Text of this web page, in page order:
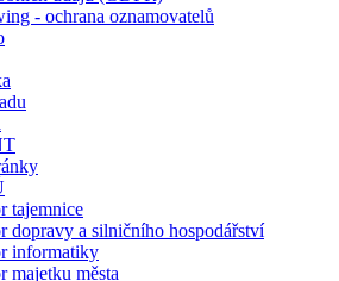
- ochrana oznamovatelů
tajemnice
dopravy a silničního hospodářství
informatiky
majetku města